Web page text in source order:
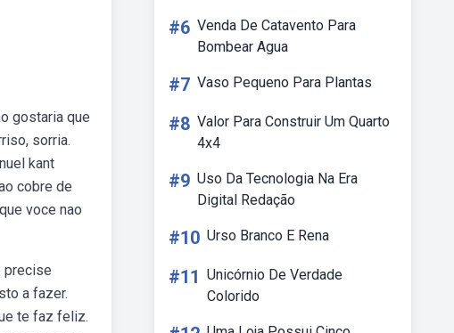
gostaria que
sorria.
kant
cobre de
voce nao
precise
a fazer.
te faz feliz.
#6 Venda De Catavento Para
Bombear Agua
#7 Vaso Pequeno Para Plantas
#8 Valor Para Construir Um Quarto
4x4
#9 Uso Da Tecnologia Na Era
Digital Redação
#10 Urso Branco E Rena
#11 Unicórnio De Verdade
Colorido